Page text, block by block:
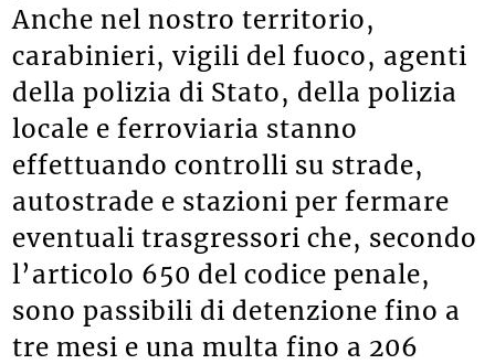
Anche nel nostro territorio,
carabinieri, vigili del fuoco, agenti
della polizia di Stato, della polizia
locale e ferroviaria stanno
effettuando controlli su strade,
autostrade e stazioni per fermare
eventuali trasgressori che, secondo
l’articolo 650 del codice penale,
sono passibili di detenzione fino a
tre mesi e una multa fino a 206